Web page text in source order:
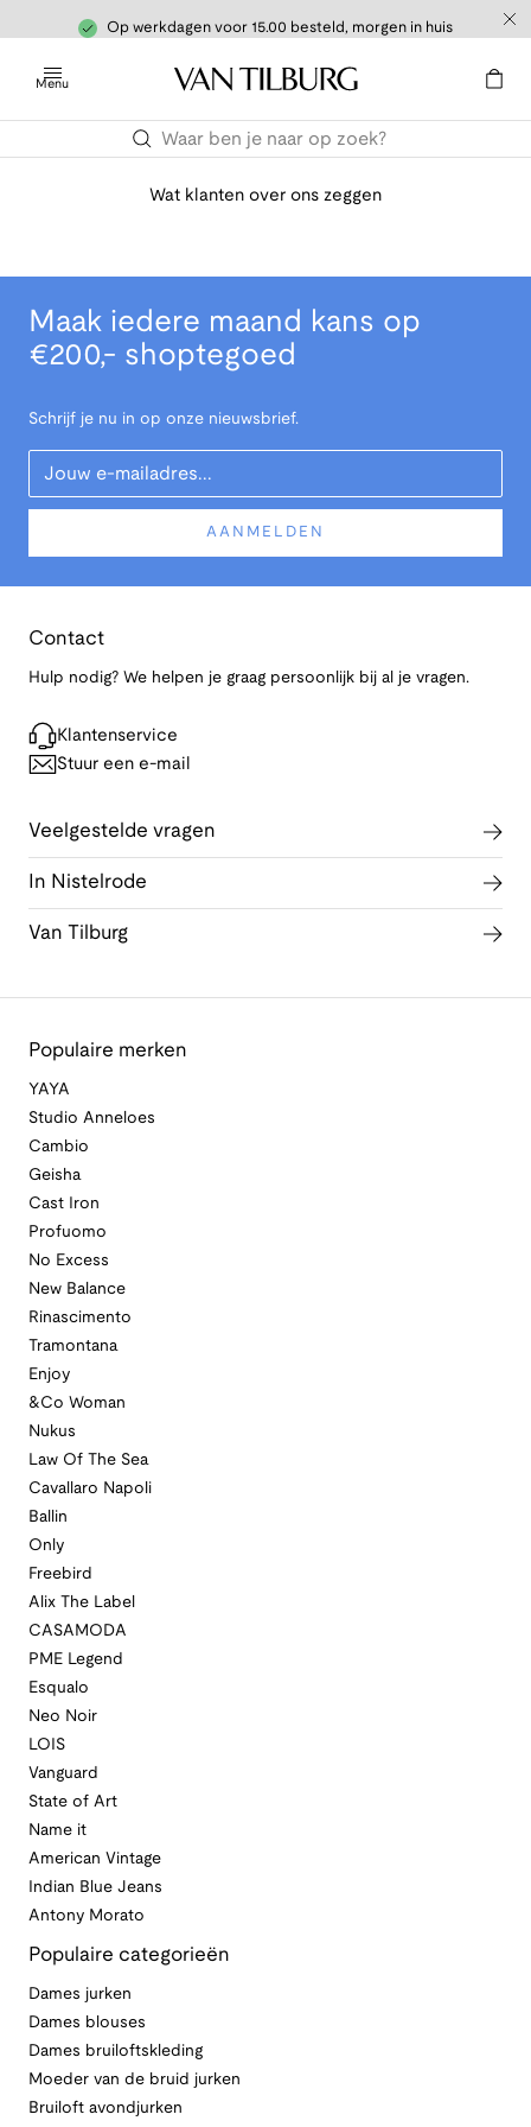
Op werkdagen voor 15.00 besteld, morgen in huis
Menu
Wat klanten over ons zeggen
Maak iedere maand kans op
€200,- shoptegoed
Schrijf je nu in op onze nieuwsbrief.
Your Email
AANMELDEN
Contact
Hulp nodig? We helpen je graag persoonlijk bij al je vragen.
Klantenservice
Stuur een e-mail
Veelgestelde vragen
In Nistelrode
Van Tilburg
Populaire merken
YAYA
Studio Anneloes
Cambio
Geisha
Cast Iron
Profuomo
No Excess
New Balance
Rinascimento
Tramontana
Enjoy
&Co Woman
Nukus
Law Of The Sea
Cavallaro Napoli
Ballin
Only
Freebird
Alix The Label
CASAMODA
PME Legend
Esqualo
Neo Noir
LOIS
Vanguard
State of Art
Name it
American Vintage
Indian Blue Jeans
Antony Morato
Populaire categorieën
Dames jurken
Dames blouses
Dames bruiloftskleding
Moeder van de bruid jurken
Bruiloft avondjurken